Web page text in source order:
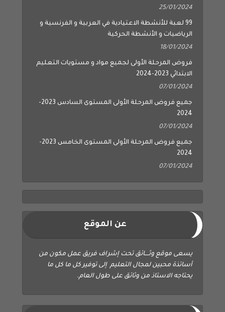
25/01/2024
99 لعبة للأنشطة الاعتيادية في العربية و الفرنسية و
الرياضيات و الأنشطة الحركية
18/01/2024
فروض المرحلة الأولى لجميع مواد و مستويات التعليم
الابتدائي 2023-2024
07/01/2024
جميع فروض المرحلة الأولى المستوى السادس 2023-
2024
07/01/2024
جميع فروض المرحلة الأولى المستوى الخامس 2023-
2024
07/01/2024
عن الموقع
يسعى موقع وثــــائق تحت إشراف فريق عمل مكون من
أساتذة محبين لمجال التعليم إلى توفير كل ما كل ما
يحتاجه الاستاذ من وثائق على طول العام.